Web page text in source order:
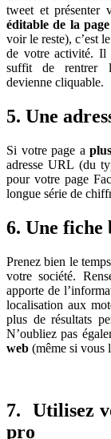
tweet et présenter
éditable de la
voir le reste), c’est
de votre activité. Il
suffit de rentrer
devienne cliquable.
5. Une
Si votre page a
adresse URL (du
pour votre page
longue série de
6. Une fiche
Prenez bien le
votre société.
apporte de
localisation aux
plus de résultats
N’oubliez pas
web (même si vous
7. Utilisez
pro